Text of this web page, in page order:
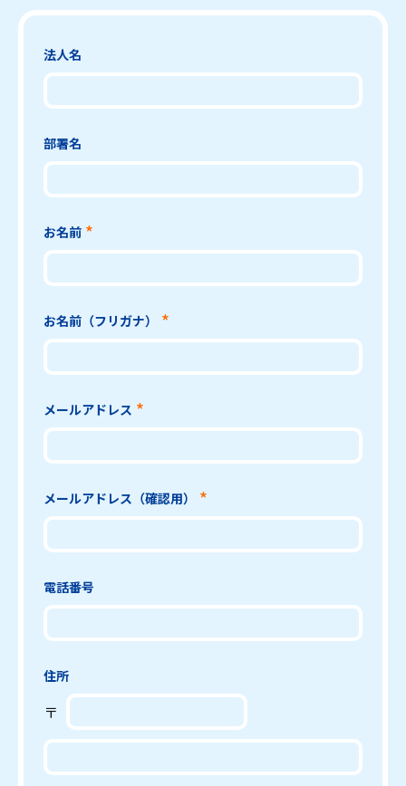
法人名
部署名
お名前
お名前（フリガナ）
メールアドレス
メールアドレス（確認用）
電話番号
住所
〒